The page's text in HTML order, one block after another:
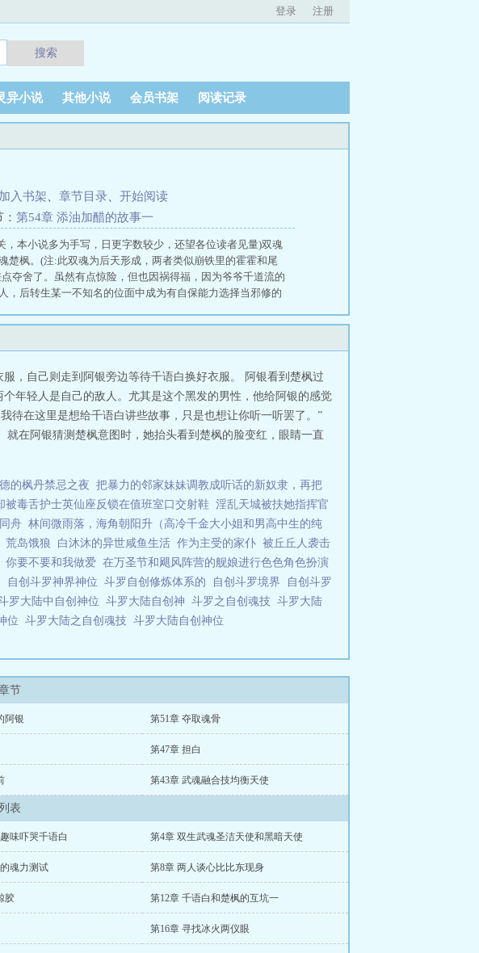
登录 注册
搜索
异小说 其他小说 会员书架 阅读记录
加入书架 章节目录
开始阅读
第54章 添油加醋的故事一
本小说多为手写，日更字数较少，还望各位读者见量)双魂
楚枫。(注:此双魂为后天形成，两者类似崩铁里的霍霍和尾
夺舍了。虽然有点惊险，但也因祸得福，因为爷爷千道流的
，后转生某一不知名的位面中成为有自保能力选择当邪修的
二武魂邪天使。与其一同成神，然后再重塑自己的身体。 楚
，自己则走到阿银旁边等待千语白换好衣服。 阿银看到楚枫过
年轻人是自己的敌人。尤其是这个黑发的男性，他给阿银的感觉
待在这里是想给千语白讲些故事，只是也想让你听一听罢了。”
在阿银猜测楚枫意图时，她抬头看到楚枫的脸变红，眼睛一直
的枫丹禁忌之夜 把暴力的邻家妹妹调教成听话的新奴隶，再把
被毒舌护士英仙座反锁在值班室口交射鞋 淫乱天城被扶她指挥官
舟 林间微雨落，海角朝阳升（高冷千金大小姐和男高中生的纯
荒岛饿狼 白沐沐的异世咸鱼生活 作为主受的家仆 被丘丘人袭击
你要不要和我做爱 在万圣节和飓风阵营的舰娘进行色色角色扮演
自创斗罗神界神位 斗罗自创修炼体系的 自创斗罗境界
自创斗罗
罗大陆中自创神位 斗罗大陆自创神 斗罗之自创魂技 斗罗大陆
位 斗罗大陆之自创魂技 斗罗大陆自创神位
节
阿银 第51章 夺取魂骨
第47章 担白
第43章 武魂融合技均衡天使
表
味吓哭千语白 第4章 双生武魂圣洁天使和黑暗天使
魂力测试 第8章 两人谈心比比东现身
胶 第12章 千语白和楚枫的互坑一
第16章 寻找冰火两仪眼